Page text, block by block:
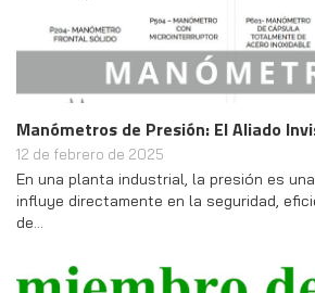
Manómetros de Presión: El Aliado
12 de febrero de 2025
En una planta industrial, la presión es
influye directamente en la seguridad,
de…